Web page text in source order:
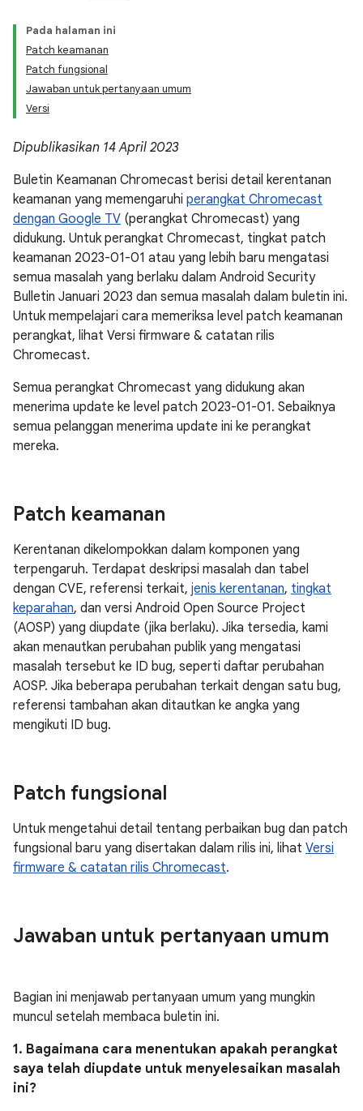
Pada halaman ini
Patch keamanan
Patch fungsional
Jawaban untuk pertanyaan umum
Versi
Dipublikasikan 14 April 2023
Buletin Keamanan Chromecast berisi detail kerentanan
keamanan yang memengaruhi perangkat Chromecast
dengan Google TV (perangkat Chromecast) yang
didukung. Untuk perangkat Chromecast, tingkat patch
keamanan 2023-01-01 atau yang lebih baru mengatasi
semua masalah yang berlaku dalam Android Security
Bulletin Januari 2023 dan semua masalah dalam buletin ini.
Untuk mempelajari cara memeriksa level patch keamanan
perangkat, lihat Versi firmware & catatan rilis
Chromecast.
Semua perangkat Chromecast yang didukung akan
menerima update ke level patch 2023-01-01. Sebaiknya
semua pelanggan menerima update ini ke perangkat
mereka.
Patch keamanan
Kerentanan dikelompokkan dalam komponen yang
terpengaruh. Terdapat deskripsi masalah dan tabel
dengan CVE, referensi terkait, jenis kerentanan, tingkat
keparahan, dan versi Android Open Source Project
(AOSP) yang diupdate (jika berlaku). Jika tersedia, kami
akan menautkan perubahan publik yang mengatasi
masalah tersebut ke ID bug, seperti daftar perubahan
AOSP. Jika beberapa perubahan terkait dengan satu bug,
referensi tambahan akan ditautkan ke angka yang
mengikuti ID bug.
Patch fungsional
Untuk mengetahui detail tentang perbaikan bug dan patch
fungsional baru yang disertakan dalam rilis ini, lihat Versi
firmware & catatan rilis Chromecast.
Jawaban untuk pertanyaan umum
Bagian ini menjawab pertanyaan umum yang mungkin
muncul setelah membaca buletin ini.
1. Bagaimana cara menentukan apakah perangkat
saya telah diupdate untuk menyelesaikan masalah
ini?